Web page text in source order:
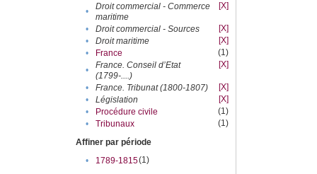
•
Droit commercial - Commerce
maritime
[X]
• Droit commercial - Sources
[X]
•
Droit maritime
[X]
•
France
(1)
•
France. Conseil d’Etat
(1799-....)
[X]
• France. Tribunat (1800-1807)
[X]
•
Législation
[X]
•
Procédure civile
(1)
•
Tribunaux
(1)
Affiner par période
•
1789-1815(1)